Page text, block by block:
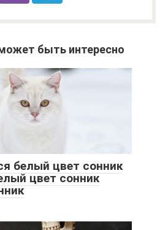
быть интересно
белый цвет сонник
цвет сонник